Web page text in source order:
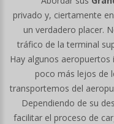
privado y, ciertamente
un verdadero placer.
tráfico de la terminal
Hay algunos
poco más lejos de
transportemos del
Dependiendo de su
facilitar el proceso de